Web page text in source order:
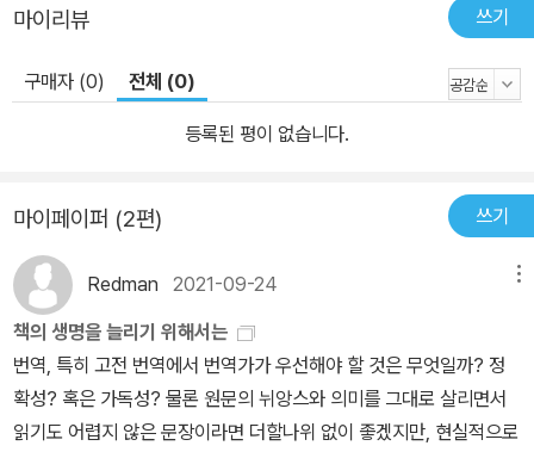
마이리뷰 쓰기
구매자 (0) 전체 (0)
등록된 평이 없습니다.
마이페이퍼 (2편) 쓰기
Redman 2021-09-24
책의 생명을 늘리기 위해서는
번역, 특히 고전 번역에서 번역가가 우선해야 할 것은 무엇일까? 정
확성? 혹은 가독성? 물론 원문의 뉘앙스와 의미를 그대로 살리면서
읽기도 어렵지 않은 문장이라면 더할나위 없이 좋겠지만, 현실적으로